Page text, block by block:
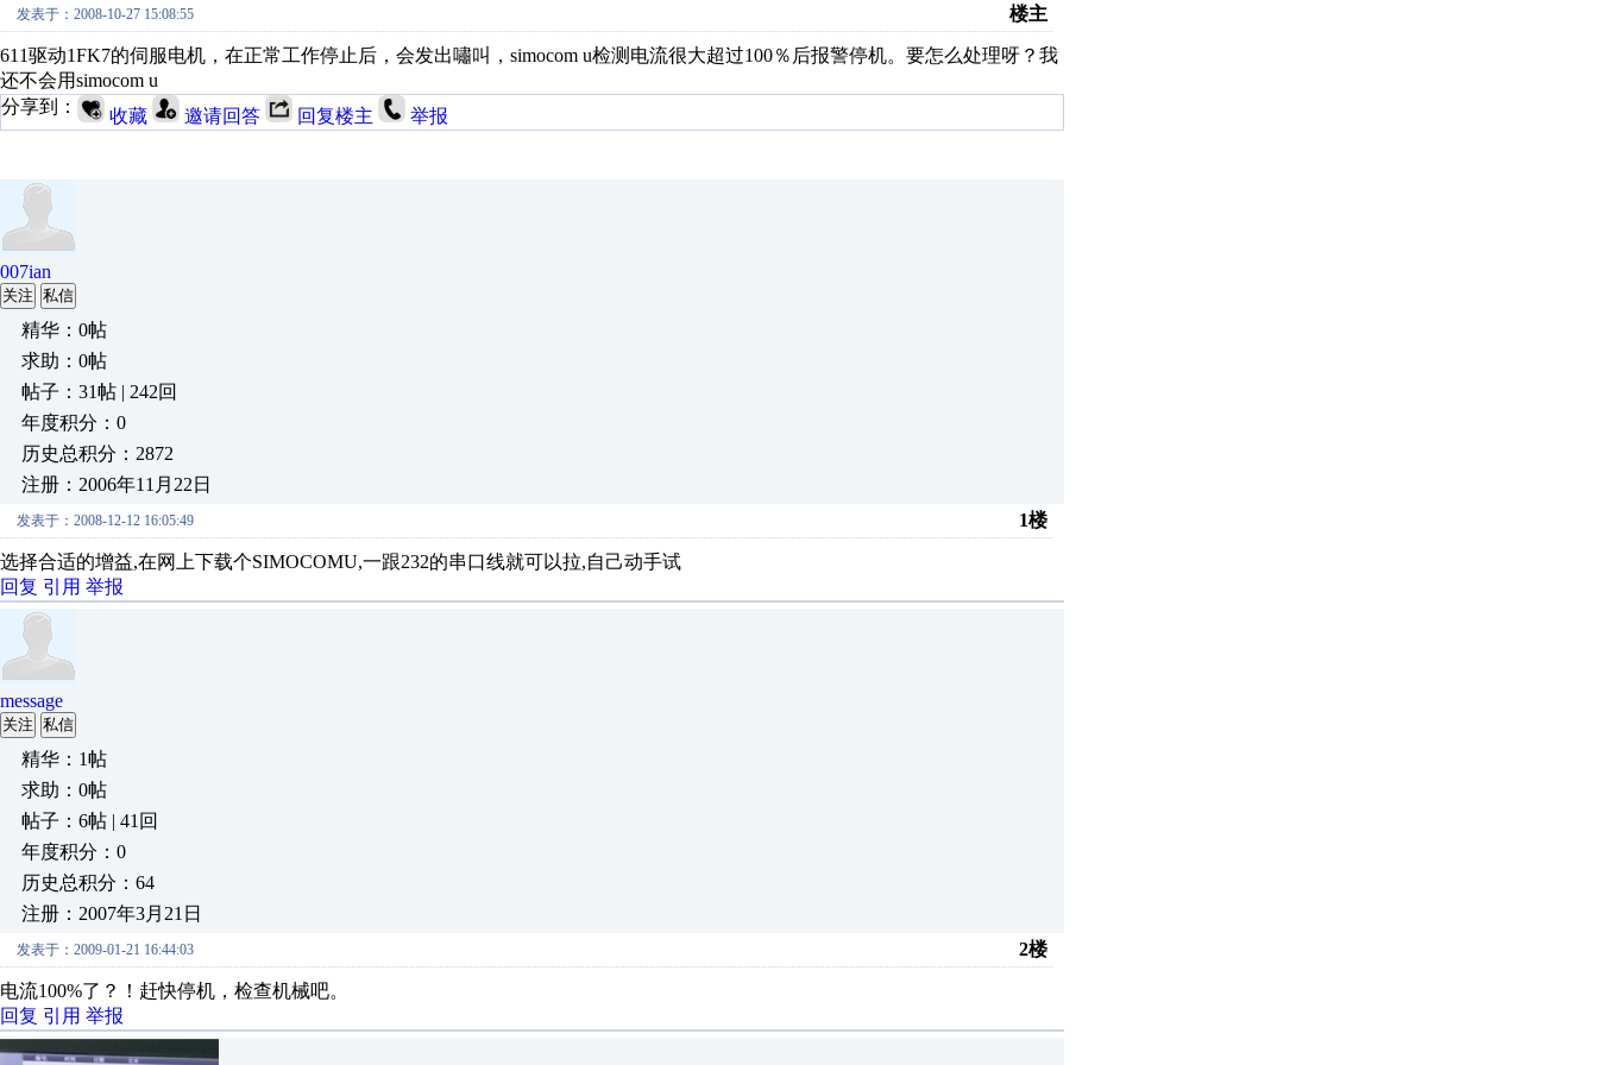
发表于：2008-10-27 15:08:55 楼主
611驱动1FK7的伺服电机，在正常工作停止后，会发出嘯叫，simocom u检测电流很大超过100％后报警停机。要怎么处理呀？我
还不会用simocom u
分享到：
收藏 邀请回答 回复楼主 举报
007ian
关注 私信
精华：0帖
求助：0帖
帖子：31帖 | 242回
年度积分：0
历史总积分：2872
注册：2006年11月22日
发表于：2008-12-12 16:05:49 1楼
选择合适的增益,在网上下载个SIMOCOMU,一跟232的串口线就可以拉,自己动手试
回复 引用 举报
message
关注 私信
精华：1帖
求助：0帖
帖子：6帖 | 41回
年度积分：0
历史总积分：64
注册：2007年3月21日
发表于：2009-01-21 16:44:03 2楼
电流100%了？！赶快停机，检查机械吧。
回复 引用 举报